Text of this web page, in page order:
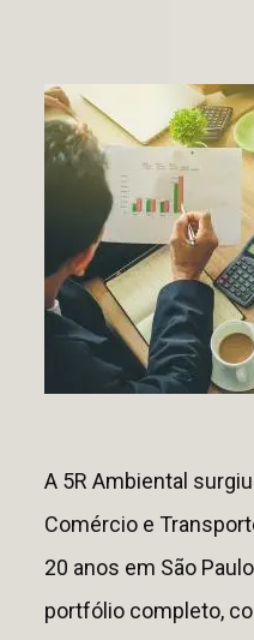
A 5R Ambiental
Comércio e
20 anos em São
portfólio completo,